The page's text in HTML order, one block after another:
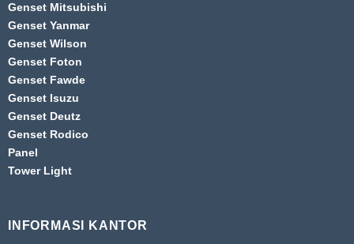
Genset Mitsubishi
Genset Yanmar
Genset Wilson
Genset Foton
Genset Fawde
Genset Isuzu
Genset Deutz
Genset Rodico
Panel
Tower Light
INFORMASI KANTOR